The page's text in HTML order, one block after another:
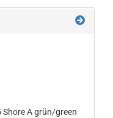
Shore A grün/green